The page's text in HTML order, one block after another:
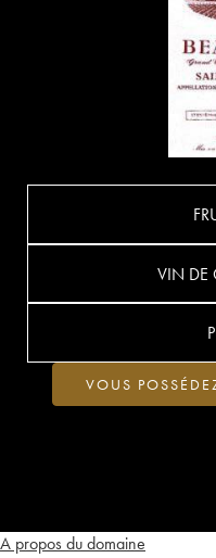
A propos du domaine
VIN DE
VOUS